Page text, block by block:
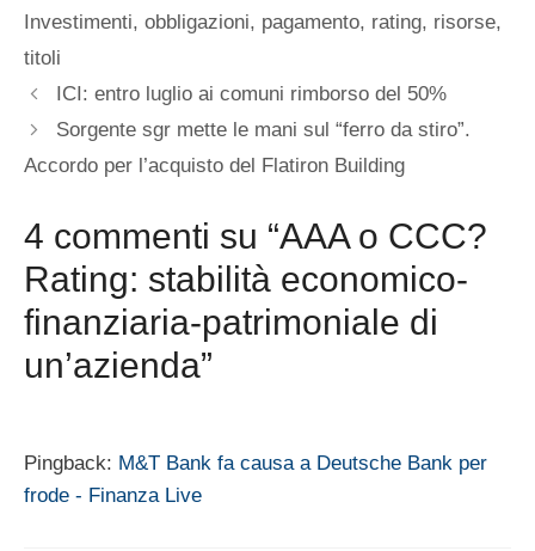
Investimenti, obbligazioni, pagamento, rating, risorse,
titoli
ICI: entro luglio ai comuni rimborso del 50%
Sorgente sgr mette le mani sul “ferro da stiro”.
Accordo per l’acquisto del Flatiron Building
4 commenti su “AAA o CCC?
Rating: stabilità economico-
finanziaria-patrimoniale di
un’azienda”
Pingback: M&T Bank fa causa a Deutsche Bank per
frode - Finanza Live